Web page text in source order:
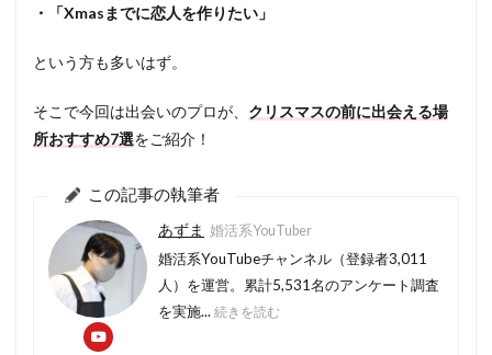
・「Xmasまでに恋人を作りたい」
という方も多いはず。
そこで今回は出会いのプロが、 クリスマスの前に出会える場
所おすすめ7選をご紹介！
この記事の執筆者
あずま 婚活系YouTuber
婚活系YouTubeチャンネル（登録者3,011
人）を運営。累計5,531名のアンケート調査
を実施... 続きを読む